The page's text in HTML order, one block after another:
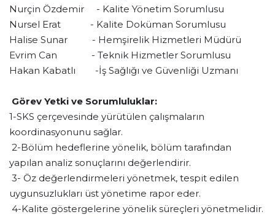
Nurçin Özdemir - Kalite Yönetim Sorumlusu
Nursel Erat - Kalite Doküman Sorumlusu
Halise Sunar - Hemşirelik Hizmetleri Müdürü
Evrim Can - Teknik Hizmetler Sorumlusu
Hakan Kabatlı -İş Sağlığı ve Güvenliği Uzmanı
Görev Yetki ve Sorumluluklar:
1-SKS çerçevesinde yürütülen çalışmaların
koordinasyonunu sağlar.
2-Bölüm hedeflerine yönelik, bölüm tarafından
yapılan analiz sonuçlarını değerlendirir.
3- Öz değerlendirmeleri yönetmek, tespit edilen
uygunsuzlukları üst yönetime rapor eder.
4-Kalite göstergelerine yönelik süreçleri yönetmelidir.